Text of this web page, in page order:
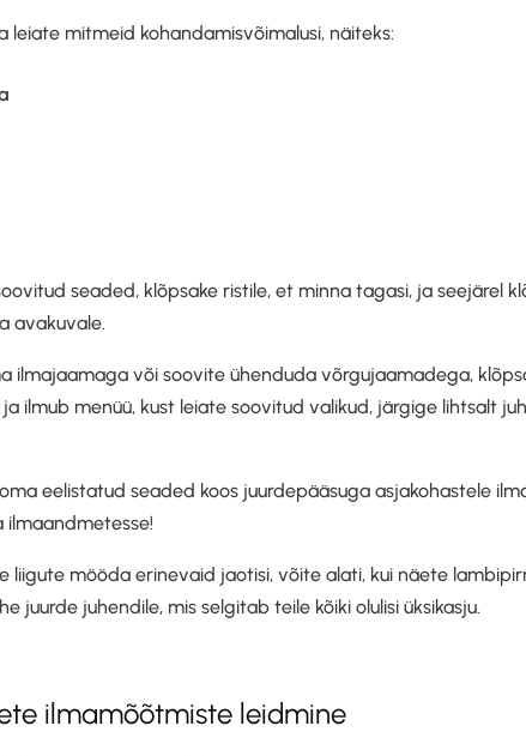
leiate mitmeid kohandamisvõimalusi, näiteks:
seaded, klõpsake ristile, et minna tagasi, ja seejärel
avakuvale.
ilmajaamaga või soovite ühenduda võrgujaamadega,
ilmub menüü, kust leiate soovitud valikud, järgige lihtsalt
eelistatud seaded koos juurdepääsuga asjakohastele
ilmaandmetesse!
liigute mööda erinevaid jaotisi, võite alati, kui näete
juurde juhendile, mis selgitab teile kõiki olulisi üksikasju.
ilmamõõtmiste leidmine